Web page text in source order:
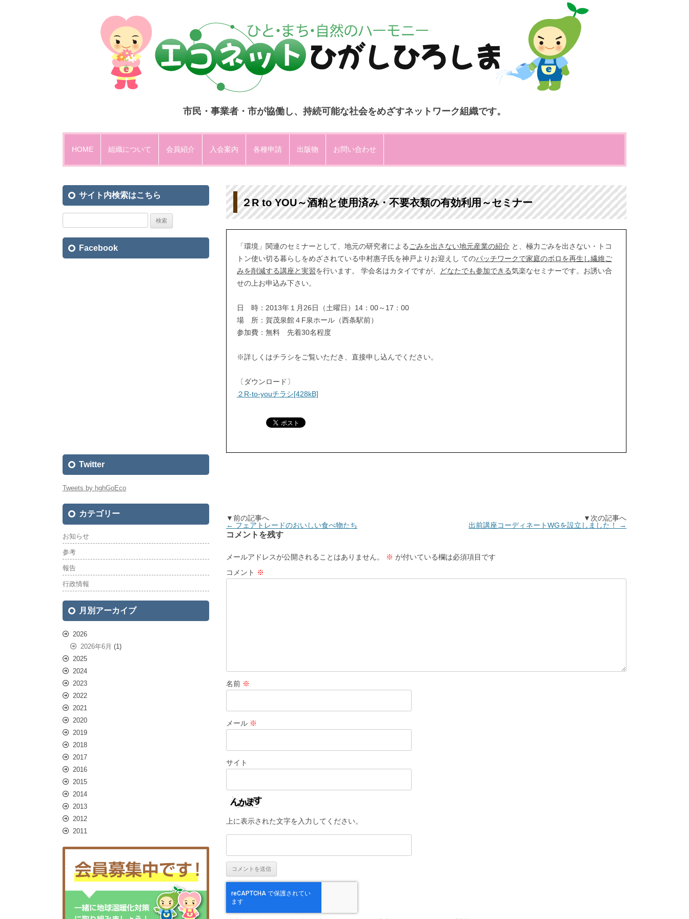
市民・事業者・市が協働し、持続可能な社会をめざすネットワーク組織です。
コ
テ
ツ
キ
ッ
プ
HOME 組織について
運営方法・組織図
エコネットひがしひろしま規約
会員紹介 入会案内 各種申請 出版物 お問い合わせ
２R to YOU～酒粕と使用済み・不要衣類の有効利用～セミナー
「環境」関連のセミナーとして、地元の研究者による ごみを出さない地元産業の紹介 と、極力ごみを出さない・トコ
トン使い切る暮らしをめざされている中村惠子氏を神戸よりお迎えし てのパッチワークで家庭のボロを再生し繊維ご
みを削減する講座と実習を行います。 学会名はカタイですが、 どなたでも参加できる気楽なセミナーです。お誘い合
せの上お申込み下さい。
日 時：2013年１月26日（土曜日）14：00～17：00
場 所：賀茂泉館４F泉ホール（西条駅前）
参加費：無料 先着30名程度
※詳しくはチラシをご覧いただき、直接申し込んでください。
〔ダウンロード〕
２R-to-youチラシ[428kB]
▼前の記事へ
← フェアトレードのおいしい食べ物たち
▼次の記事へ
出前講座コーディネートWGを設立しました！
→
コメントを残す
メールアドレスが公開されることはありません。 ※ が付いている欄は必須項目です
コメント ※
名前 ※
メール ※
サイト
上に表示された文字を入力してください。
サイト内検索はこちら
Facebook
Twitter
Tweets by hghGoEco
カテゴリー
お知らせ
参考
報告
行政情報
月別アーカイブ
2026
2026年6月 (1)
2025
2024
2023
2022
2021
2020
2019
2018
2017
2016
2015
2014
2013
2012
2011